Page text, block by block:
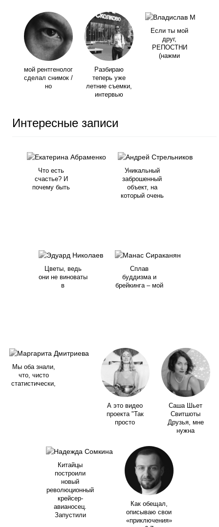
мой рентгенолог
сделал снимок /
но
Разбираю
теперь уже
летние съемки,
интервью
Если ты мой
друг,
РЕПОСТНИ
(нажми
Интересные записи
Что есть
счастье? И
почему быть
Уникальный
заброшенный
объект, на
который очень
Цветы, ведь
они не виноваты
в
Сплав
буддизма и
брейкинга – мой
Мы оба знали,
что, чисто
статистически,
А это видео
проекта "Так
просто
Саша Шьет
Свитшоты
Друзья, мне
нужна
Китайцы
построили
новый
революционный
крейсер-
авианосец.
Запустили
Как обещал,
описываю свои
«приключения»